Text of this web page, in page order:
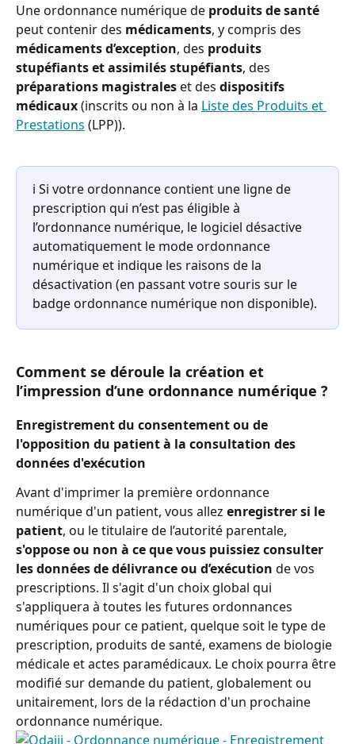
Une ordonnance numérique de produits de santé
peut contenir des médicaments, y compris des
médicaments d’exception, des produits
stupéfiants et assimilés stupéfiants, des
préparations magistrales et des dispositifs
médicaux (inscrits ou non à la Liste des Produits et
Prestations (LPP)).
ℹ️ Si votre ordonnance contient une ligne de
prescription qui n’est pas éligible à
l’ordonnance numérique, le logiciel désactive
automatiquement le mode ordonnance
numérique et indique les raisons de la
désactivation (en passant votre souris sur le
badge ordonnance numérique non disponible).
Comment se déroule la création et
l’impression d’une ordonnance numérique ?
Enregistrement du consentement ou de
l'opposition du patient à la consultation des
données d'exécution
Avant d'imprimer la première ordonnance
numérique d'un patient, vous allez enregistrer si le
patient, ou le titulaire de l’autorité parentale,
s'oppose ou non à ce que vous puissiez consulter
les données de délivrance ou d’exécution de vos
prescriptions. Il s'agit d'un choix global qui
s'appliquera à toutes les futures ordonnances
numériques pour ce patient, quelque soit le type de
prescription, produits de santé, examens de biologie
médicale et actes paramédicaux. Le choix pourra être
modifié sur demande du patient, globalement ou
unitairement, lors de la rédaction d'un prochaine
ordonnance numérique.